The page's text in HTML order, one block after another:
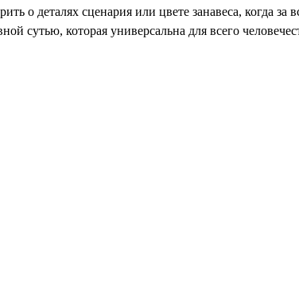
о деталях сценария или цвете занавеса, когда
сутью, которая универсальна для всего